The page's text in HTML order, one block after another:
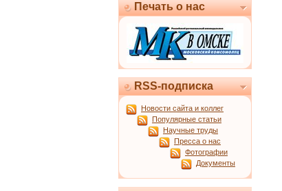
Печать о нас
RSS-подписка
Новости сайта и коллег
Популярные статьи
Научные труды
Пресса о нас
Фотографии
Документы